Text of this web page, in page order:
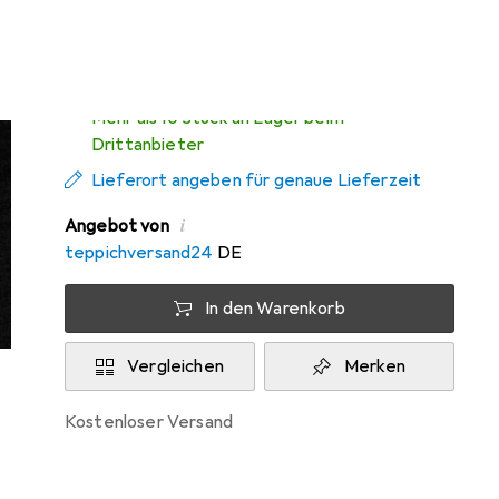
Mehr als 10 Stück an Lager beim
Drittanbieter
Lieferort angeben für genaue Lieferzeit
Angebot von i
teppichversand24 DE
In den Warenkorb
Vergleichen Merken
kostenloser Versand